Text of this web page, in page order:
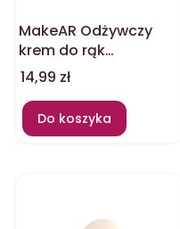
MakeAR Odżywczy
krem do rąk
,,Goddess" 50ml
Cena
14,99 zł
Do koszyka